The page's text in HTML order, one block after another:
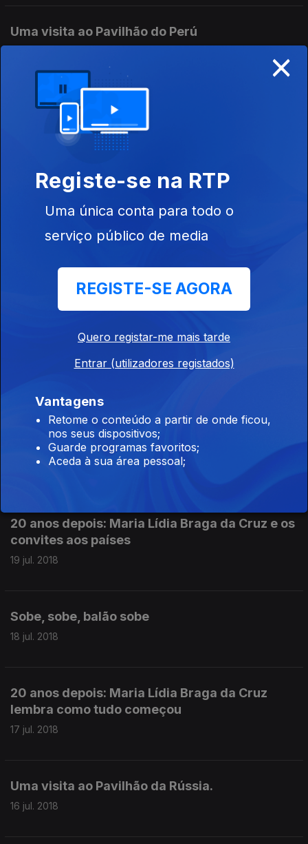
Uma visita ao Pavilhão do Perú
20 anos depois: João Paulo Feliciano e as
inspirações do Acqua Matrix
criação do Acqua Matrix
24 jul. 2018
Uma visita ao Pavilhão da Tunisia
Uma visita ao Pavilhão do Egipto
20 jul. 2018
20 anos depois: Maria Lídia Braga da Cruz e os
convites aos países
19 jul. 2018
Sobe, sobe, balão sobe
18 jul. 2018
20 anos depois: Maria Lídia Braga da Cruz
lembra como tudo começou
17 jul. 2018
Uma visita ao Pavilhão da Rússia.
16 jul. 2018
×
Registe-se na RTP
Uma única conta para todo o
serviço público de media
REGISTE-SE AGORA
Quero registar-me mais tarde
Entrar (utilizadores registados)
Vantagens
Retome o conteúdo a partir de onde ficou,
nos seus dispositivos;
Guarde programas favoritos;
Aceda à sua área pessoal;